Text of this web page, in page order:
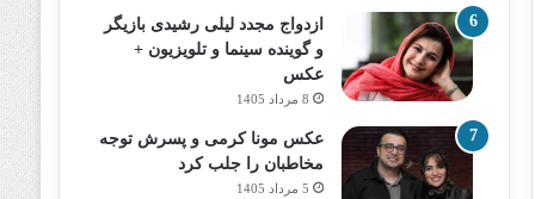
ازدواج مجدد لیلی رشیدی بازیگر
و گوینده سینما و تلویزیون +
عکس
8 مرداد 1405
عکس مونا کرمی و پسرش توجه
مخاطبان را جلب کرد
5 مرداد 1405